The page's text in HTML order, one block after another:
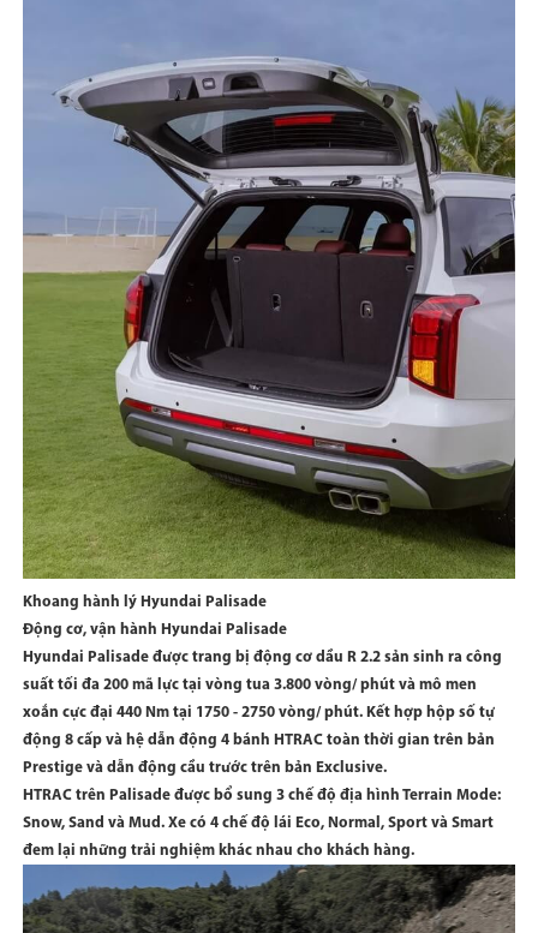
Khoang hành lý Hyundai Palisade
Động cơ, vận hành Hyundai Palisade
Hyundai Palisade được trang bị động cơ dầu R 2.2 sản sinh ra công
suất tối đa 200 mã lực tại vòng tua 3.800 vòng/ phút và mô men
xoắn cực đại 440 Nm tại 1750 - 2750 vòng/ phút. Kết hợp hộp số tự
động 8 cấp và hệ dẫn động 4 bánh HTRAC toàn thời gian trên bản
Prestige và dẫn động cầu trước trên bản Exclusive.
HTRAC trên Palisade được bổ sung 3 chế độ địa hình Terrain Mode:
Snow, Sand và Mud. Xe có 4 chế độ lái Eco, Normal, Sport và Smart
đem lại những trải nghiệm khác nhau cho khách hàng.